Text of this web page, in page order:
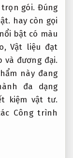
gói. Đúng
hay còn gọi
nổi bật có màu
Vật liệu đạt
và đương đại.
này đang
đa dạng
kiệm vật tư.
Công trình